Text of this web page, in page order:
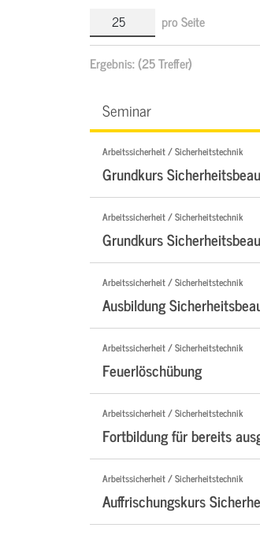
pro Seite
Ergebnis:(25 Treffer)
Seminar
Arbeitssicherheit / Sicherheitstechnik
Grundkurs
Arbeitssicherheit / Sicherheitstechnik
Grundkurs
Arbeitssicherheit / Sicherheitstechnik
Ausbildung
Arbeitssicherheit / Sicherheitstechnik
Feuerlöschübung
Arbeitssicherheit / Sicherheitstechnik
Fortbildung für bereits
Arbeitssicherheit / Sicherheitstechnik
Auffrischungskurs